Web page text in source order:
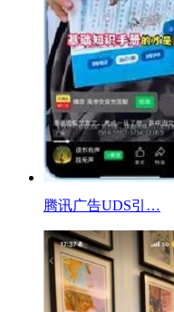
腾讯广告UDS引…